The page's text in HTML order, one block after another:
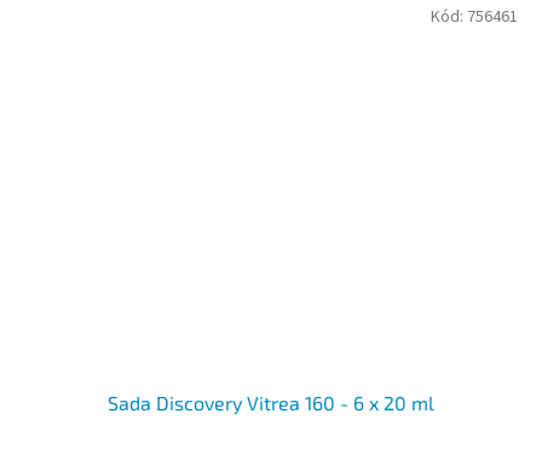
Sada Discovery Vitrea 160 - 6 x 20 ml
Kód: 756461